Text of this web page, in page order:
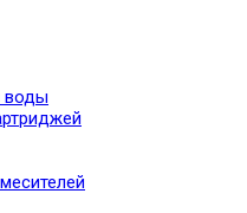
воды